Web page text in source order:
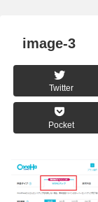
image-3
Twitter
Pocket